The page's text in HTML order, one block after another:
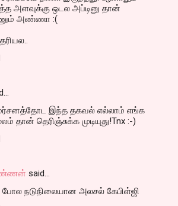
அளவுக்கு ஒடல அப்டினு தான்
அண்ணா :(
இந்த தகவல் எல்லாம் எங்க
தான் தெரிஞ்சுக்க முடியுது!Tnx :-)
said…
நடுநிலையான அலசல் கேபிள்ஜி